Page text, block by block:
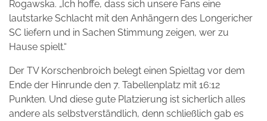
Rogawska. „Ich hoffe, dass sich unsere Fans eine
lautstarke Schlacht mit den Anhängern des Longericher
SC liefern und in Sachen Stimmung zeigen, wer zu
Hause spielt.“
Der TV Korschenbroich belegt einen Spieltag vor dem
Ende der Hinrunde den 7. Tabellenplatz mit 16:12
Punkten. Und diese gute Platzierung ist sicherlich alles
andere als selbstverständlich, denn schließlich gab es